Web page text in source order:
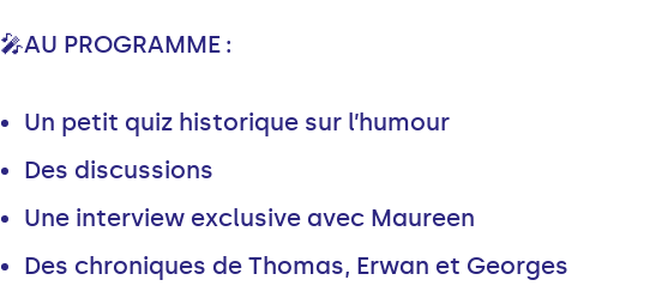
🎤AU PROGRAMME :
Un petit quiz historique sur l’humour
Des discussions
Une interview exclusive avec Maureen
Des chroniques de Thomas, Erwan et Georges